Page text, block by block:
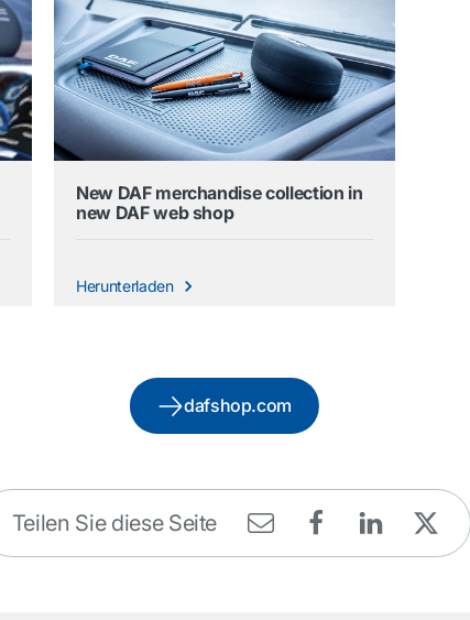
New DAF merchandise collection in
new DAF web shop
Herunterladen
dafshop.com
Teilen Sie diese Seite